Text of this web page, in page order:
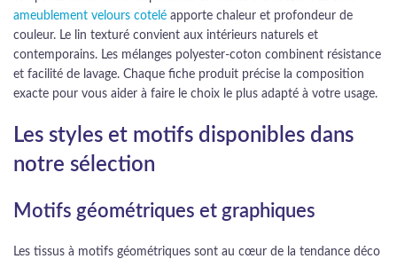
ameublement velours cotelé apporte chaleur et profondeur de
couleur. Le lin texturé convient aux intérieurs naturels et
contemporains. Les mélanges polyester-coton combinent résistance
et facilité de lavage. Chaque fiche produit précise la composition
exacte pour vous aider à faire le choix le plus adapté à votre usage.
Les styles et motifs disponibles dans
notre sélection
Motifs géométriques et graphiques
Les tissus à motifs géométriques sont au cœur de la tendance déco